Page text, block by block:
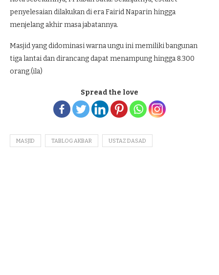
penyelesaian dilakukan di era Fairid Naparin hingga
menjelang akhir masa jabatannya.
Masjid yang didominasi warna ungu ini memiliki bangunan
tiga lantai dan dirancang dapat menampung hingga 8.300
orang.(ila)
Spread the love
MASJID TABLOG AKBAR USTAZ DASAD